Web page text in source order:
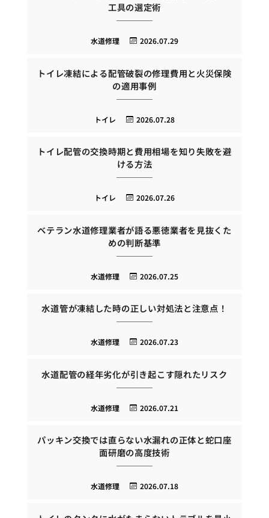
工具の選定術
2026.07.29
水道修理
トイレ凍結による配管破裂の修理費用と火災保険
の適用事例
2026.07.28
トイレ
トイレ配管の交換時期と費用相場を知り失敗を避
ける方法
2026.07.26
トイレ
ベテラン水道修理業者が語る悪徳業者を見抜くた
めの判断基準
2026.07.25
水道修理
水道管が凍結した時の正しい対処法と注意点！
2026.07.23
水道修理
水道配管の経年劣化が引き起こす隠れたリスク
2026.07.21
水道修理
パッキン交換では直らない水漏れの正体と蛇口座
面研磨の高度技術
2026.07.18
水道修理